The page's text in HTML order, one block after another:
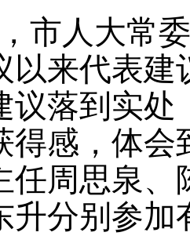
市人大常
以来代表
议落到实
得感，体
任周思泉
升分别参加